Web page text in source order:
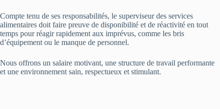
Compte tenu de ses responsabilités, le superviseur des services
alimentaires doit faire preuve de disponibilité et de réactivité en tout
temps pour réagir rapidement aux imprévus, comme les bris
d’équipement ou le manque de personnel.
Nous offrons un salaire motivant, une structure de travail performante
et une environnement sain, respectueux et stimulant.